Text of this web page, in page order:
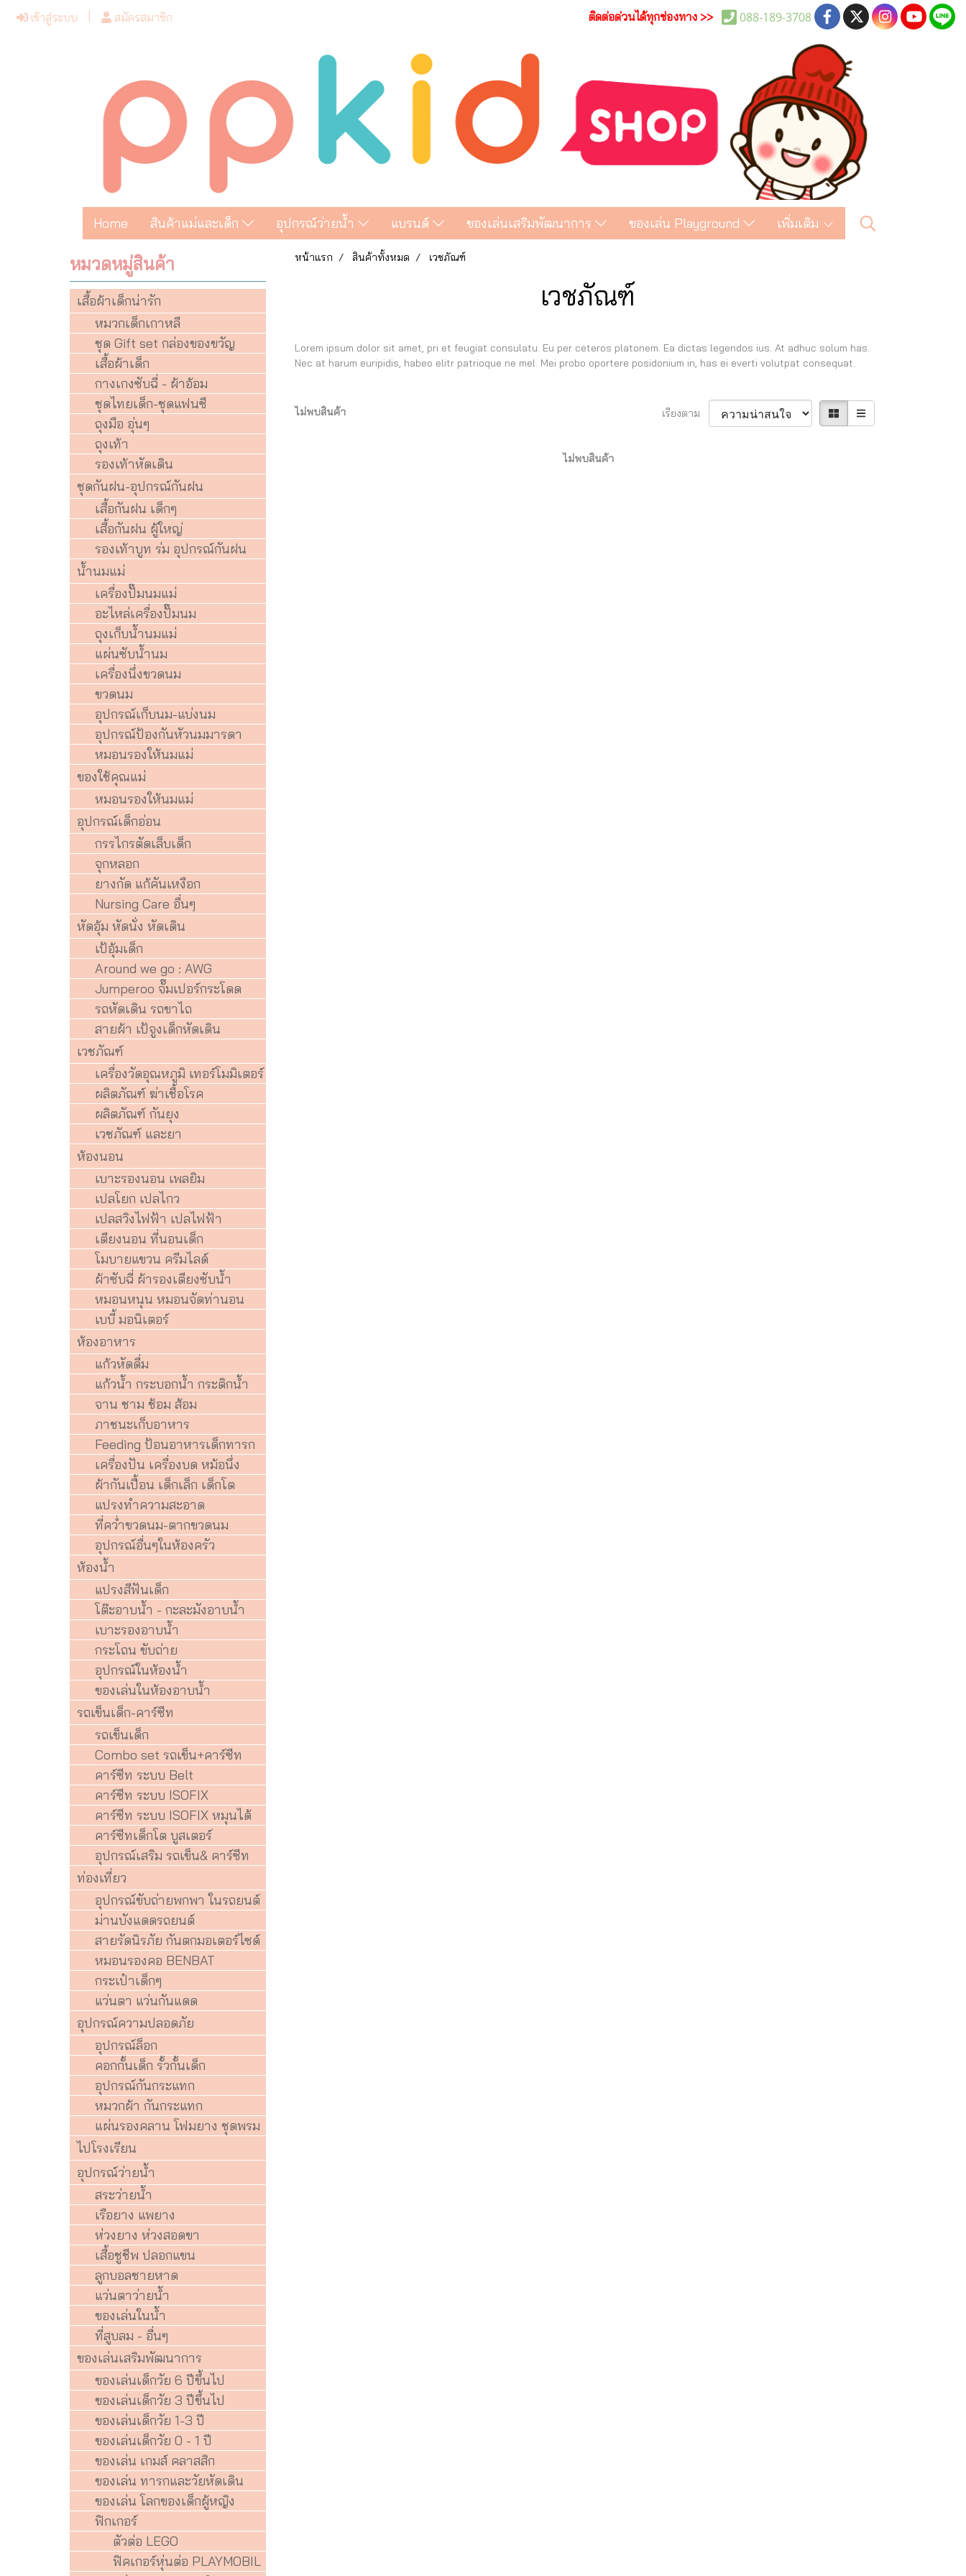
เข้าสู่ระบบ สมัครสมาชิก ติดต่อด่วนได้ทุกช่องทาง >> 088-189-3708
Home สินค้าแม่และเด็ก อุปกรณ์ว่ายน้ำ แบรนด์ ของเล่นเสริมพัฒนาการ ของเล่น Playground เพิ่มเติม
หน้าแรก สินค้าทั้งหมด เวชภัณฑ์
เวชภัณฑ์
Lorem ipsum dolor sit amet, pri et feugiat consulatu. Eu per ceteros platonem. Ea dictas legendos ius. At adhuc solum has.
Nec at harum euripidis, habeo elitr patrioque ne mel. Mei probo oportere posidonium in, has ei everti volutpat consequat.
ไม่พบสินค้า เรียงตาม
ไม่พบสินค้า
หมวดหมู่สินค้า
เสื้อผ้าเด็กน่ารัก
หมวกเด็กเกาหลี
ชุด Gift set กล่องของขวัญ
เสื้อผ้าเด็ก
กางเกงซับฉี่ - ผ้าอ้อม
ชุดไทยเด็ก-ชุดแฟนซี
ถุงมือ อุ่นๆ
ถุงเท้า
รองเท้าหัดเดิน
ชุดกันฝน-อุปกรณ์กันฝน
เสื้อกันฝน เด็กๆ
เสื้อกันฝน ผู้ใหญ่
รองเท้าบูท ร่ม อุปกรณ์กันฝน
น้ำนมแม่
เครื่องปั๊มนมแม่
อะไหล่เครื่องปั๊มนม
ถุงเก็บน้ำนมแม่
แผ่นซับน้ำนม
เครื่องนึ่งขวดนม
ขวดนม
อุปกรณ์เก็บนม-แบ่งนม
อุปกรณ์ป้องกันหัวนมมารดา
หมอนรองให้นมแม่
ของใช้คุณแม่
หมอนรองให้นมแม่
อุปกรณ์เด็กอ่อน
กรรไกรตัดเล็บเด็ก
จุกหลอก
ยางกัด แก้คันเหงือก
Nursing Care อื่นๆ
หัดอุ้ม หัดนั่ง หัดเดิน
เป้อุ้มเด็ก
Around we go : AWG
Jumperoo จั๊มเปอร์กระโดด
รถหัดเดิน รถขาไถ
สายผ้า เป้จูงเด็กหัดเดิน
เวชภัณฑ์
เครื่องวัดอุณหภูมิ เทอร์โมมิเตอร์
ผลิตภัณฑ์ ฆ่าเชื้อโรค
ผลิตภัณฑ์ กันยุง
เวชภัณฑ์ และยา
ห้องนอน
เบาะรองนอน เพลยิม
เปลโยก เปลไกว
เปลสวิงไฟฟ้า เปลไฟฟ้า
เตียงนอน ที่นอนเด็ก
โมบายแขวน ครีมไลด์
ผ้าซับฉี่ ผ้ารองเตียงซับน้ำ
หมอนหนุน หมอนจัดท่านอน
เบบี้ มอนิเตอร์
ห้องอาหาร
แก้วหัดดื่ม
แก้วน้ำ กระบอกน้ำ กระติกน้ำ
จาน ชาม ช้อม ส้อม
ภาชนะเก็บอาหาร
Feeding ป้อนอาหารเด็กทารก
เครื่องปัน เครื่องบด หม้อนึ่ง
ผ้ากันเปื้อน เด็กเล็ก เด็กโต
แปรงทำความสะอาด
ที่คว่ำขวดนม-ตากขวดนม
อุปกรณ์อื่นๆในห้องครัว
ห้องน้ำ
แปรงสีฟันเด็ก
โต๊ะอาบน้ำ - กะละมังอาบน้ำ
เบาะรองอาบน้ำ
กระโถน ขับถ่าย
อุปกรณ์ในห้องน้ำ
ของเล่นในห้องอาบน้ำ
รถเข็นเด็ก-คาร์ซีท
รถเข็นเด็ก
Combo set รถเข็น+คาร์ซีท
คาร์ซีท ระบบ Belt
คาร์ซีท ระบบ ISOFIX
คาร์ซีท ระบบ ISOFIX หมุนได้
คาร์ซีทเด็กโต บูสเตอร์
อุปกรณ์เสริม รถเข็น& คาร์ซีท
ท่องเที่ยว
อุปกรณ์ขับถ่ายพกพา ในรถยนต์
ม่านบังแดดรถยนต์
สายรัดนิรภัย กันตกมอเตอร์ไซด์
หมอนรองคอ BENBAT
กระเป๋าเด็กๆ
แว่นตา แว่นกันแดด
อุปกรณ์ความปลอดภัย
อุปกรณ์ล็อก
คอกกั้นเด็ก รั้วกั้นเด็ก
อุปกรณ์กันกระแทก
หมวกผ้า กันกระแทก
แผ่นรองคลาน โฟมยาง ชุดพรม
ไปโรงเรียน
อุปกรณ์ว่ายน้ำ
สระว่ายน้ำ
เรือยาง แพยาง
ห่วงยาง ห่วงสอดขา
เสื้อชูชีพ ปลอกแขน
ลูกบอลชายหาด
แว่นตาว่ายน้ำ
ของเล่นในน้ำ
ที่สูบลม - อื่นๆ
ของเล่นเสริมพัฒนาการ
ของเล่นเด็กวัย 6 ปีขึ้นไป
ของเล่นเด็กวัย 3 ปีขึ้นไป
ของเล่นเด็กวัย 1-3 ปี
ของเล่นเด็กวัย 0 - 1 ปี
ของเล่น เกมส์ คลาสสิก
ของเล่น ทารกและวัยหัดเดิน
ของเล่น โลกของเด็กผู้หญิง
ฟิกเกอร์
ตัวต่อ LEGO
ฟิคเกอร์หุ่นต่อ PLAYMOBIL